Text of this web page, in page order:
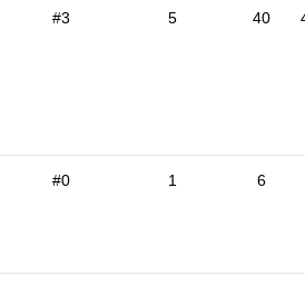
#3 5 40
#0 1 6